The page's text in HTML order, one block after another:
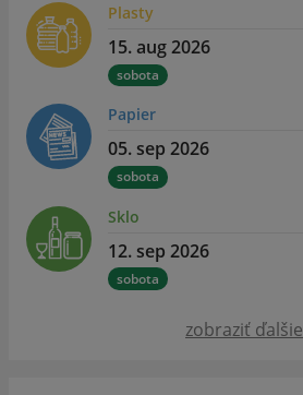
Plasty
15. aug 2026
sobota
Papier
05. sep 2026
sobota
Sklo
12. sep 2026
sobota
zobraziť ďalšie